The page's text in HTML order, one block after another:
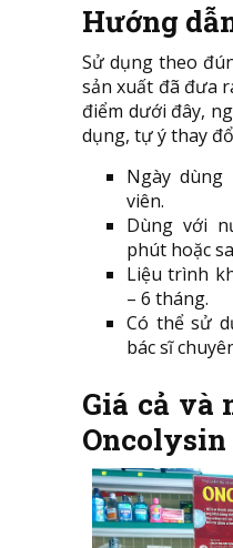
Hướng
Sử dụng theo
sản xuất đã đưa
điểm dưới đây,
dụng, tự ý thay
Ngày
viên.
Dùng với
phút hoặc
Liệu trình
– 6 tháng.
Có thể sử
bác sĩ
Giá cả và